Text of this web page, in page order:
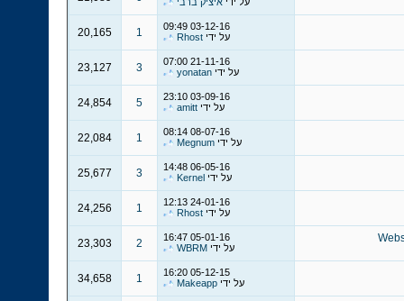
03-12-16
09:49
על ידיRhost
1
20,165
21-11-16
07:00
על ידיyonatan
3
23,127
03-09-16
23:10
על ידיamitt
5
24,854
08-07-16
08:14
על ידיMegnum
1
22,084
06-05-16
14:48
על ידיKernel
3
25,677
24-01-16
12:13
על ידיRhost
1
24,256
05-01-16
16:47
על ידיWBRM
2
23,303
05-12-15
16:20
על ידיMakeapp
1
34,658